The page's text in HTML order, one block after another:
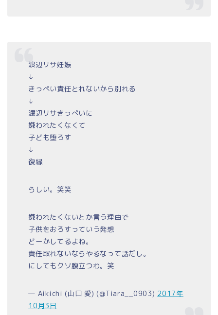
渡辺リサ妊娠
↓
きっぺい責任とれないから別れる
↓
渡辺リサきっぺいに
嫌われたくなくて
子ども堕ろす
↓
復縁
らしい。笑笑
嫌われたくないとか言う理由で
子供をおろすっていう発想
どーかしてるよね。
責任取れないならやるなって話だし。
にしてもクソ腹立つわ。笑
— Aikichi (山口 愛) (@Tiara__0903) 2017年
10月3日